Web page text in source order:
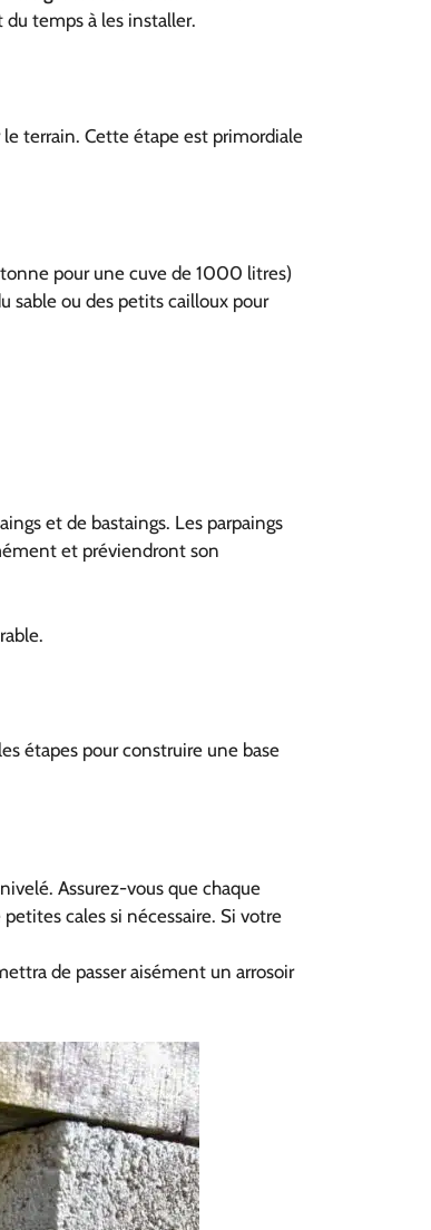
du temps à les installer.
terrain. Cette étape est primordiale
tonne pour une cuve de 1000 litres)
sable ou des petits cailloux pour
et de bastaings. Les parpaings
et préviendront son
étapes pour construire une base
Assurez-vous que chaque
cales si nécessaire. Si votre
de passer aisément un arrosoir